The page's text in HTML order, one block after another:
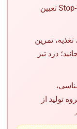
سرپرست بدلکاری انجام دهید؛ Stop-Word تعیین
تمرین
درد تیز
تولید از